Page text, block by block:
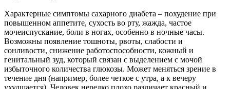
Характерные симптомы сахарного диабета – похудение при
повышенном аппетите, сухость во рту, жажда, частое
мочеиспускание, боли в ногах, особенно в ночные часы.
Возможны появление тошноты, рвоты, слабости и
сонливости, снижение работоспособности, кожный и
генитальный зуд, который связан с выделением с мочой
избыточного количества глюкозы. Может меняться зрение в
течение дня (например, более четкое с утра, а к вечеру
ухудшается). Человек нередко плохо различает красный и